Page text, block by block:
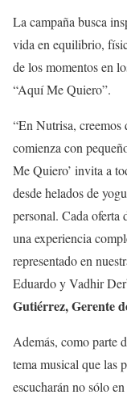
La campaña busca
vida en equilibrio,
de los momentos en
“Aquí Me Quiero”.
“En Nutrisa, creemos
comienza con
Me Quiero’ invita a
desde helados de
personal. Cada oferta
una experiencia
representado en
Eduardo y Vadhir
Gutiérrez, Gerente
Además, como parte
tema musical que las
escucharán no sólo